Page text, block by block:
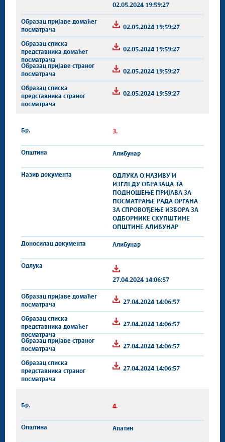
02.05.2024 19:59:27
02.05.2024 19:59:27
02.05.2024 19:59:27
02.05.2024 19:59:27
02.05.2024 19:59:27
3.
Алибунар
ОДЛУКА О НАЗИВУ И
ИЗГЛЕДУ ОБРАЗАЦА ЗА
ПОДНОШЕЊЕ ПРИЈАВА ЗА
ПОСМАТРАЊЕ РАДА ОРГАНА
ЗА СПРОВОЂЕЊЕ ИЗБОРА ЗА
ОДБОРНИКЕ СКУПШТИНЕ
ОПШТИНЕ АЛИБУНАР
Алибунар
27.04.2024 14:06:57
27.04.2024 14:06:57
27.04.2024 14:06:57
27.04.2024 14:06:57
27.04.2024 14:06:57
4.
Апатин